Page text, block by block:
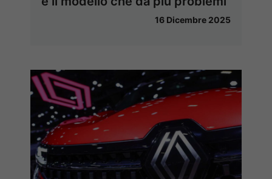
16 Dicembre 2025